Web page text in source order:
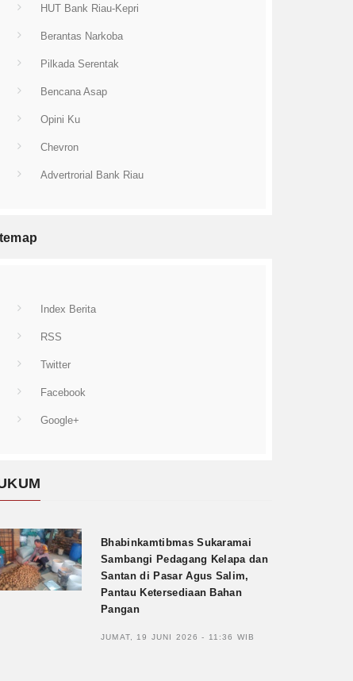
HUT Bank Riau-Kepri
Berantas Narkoba
Pilkada Serentak
Bencana Asap
Opini Ku
Chevron
Advertrorial Bank Riau
Index Berita
RSS
Twitter
Facebook
Google+
Bhabinkamtibmas Sukaramai
Sambangi Pedagang Kelapa dan
Santan di Pasar Agus Salim,
Pantau Ketersediaan Bahan
Pangan
JUMAT, 19 JUNI 2026 - 11:36 WIB